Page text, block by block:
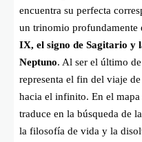
encuentra su perfecta
un trinomio profundamente
IX, el signo de Sagitario y
Neptuno. Al ser el último
representa el fin del viaje
hacia el infinito. En el mapa
traduce en la búsqueda de
la filosofía de vida y la